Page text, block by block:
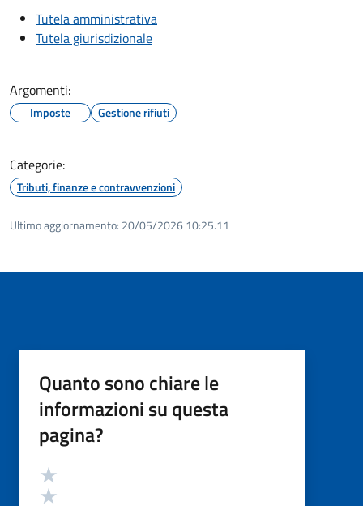
Tutela amministrativa
Tutela giurisdizionale
Argomenti:
Imposte Gestione rifiuti
Categorie:
Tributi, finanze e contravvenzioni
Ultimo aggiornamento: 20/05/2026 10:25.11
Quanto sono chiare le
informazioni su questa
pagina?
Valutazione